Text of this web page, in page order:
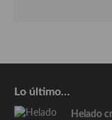
Lo último…
Helado